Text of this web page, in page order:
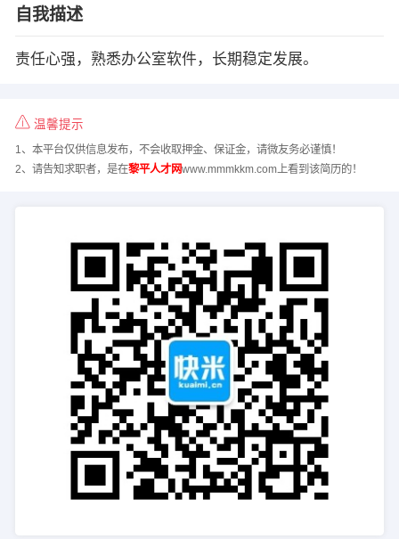
自我描述
责任心强，熟悉办公室软件，长期稳定发展。
温馨提示
1、本平台仅供信息发布，不会收取押金、保证金，请微友务必谨慎！
2、请告知求职者，是在黎平人才网www.mmmkkm.com上看到该简历的！